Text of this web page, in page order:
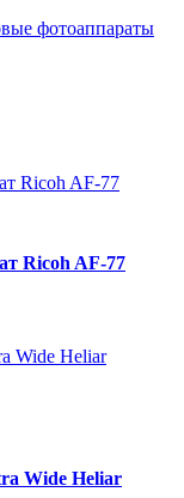
фотоаппараты
Ricoh AF-77
Wide Heliar